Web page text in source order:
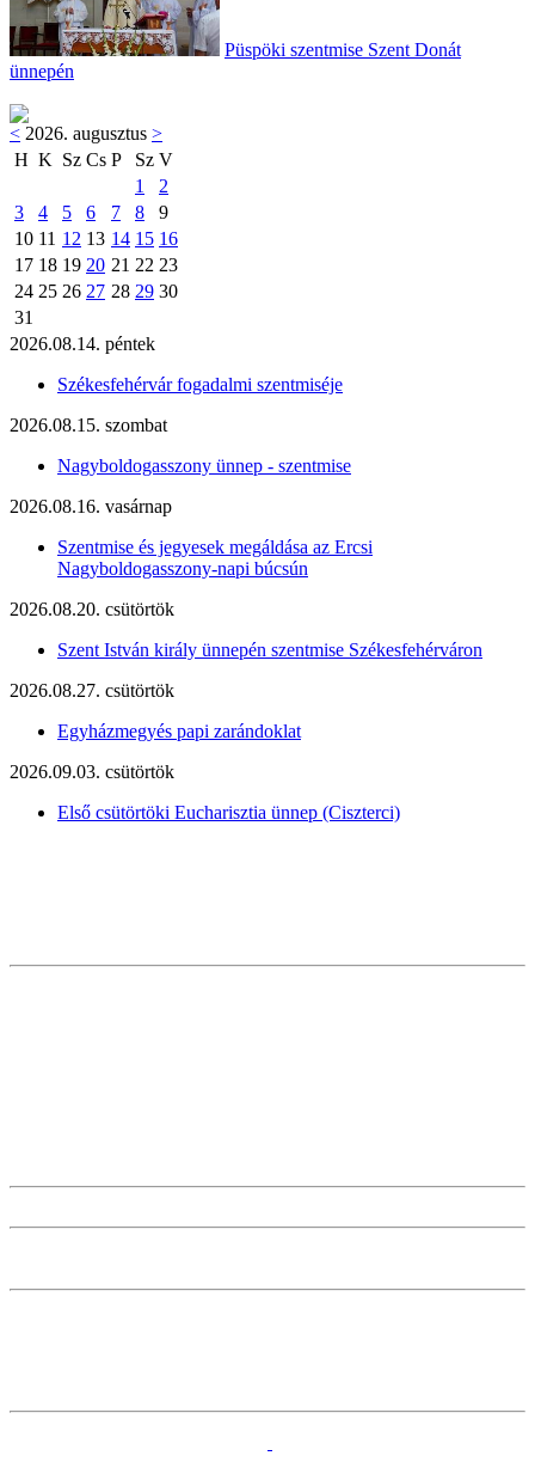
Püspöki szentmise Szent Donát
ünnepén
< 2026. augusztus >
H K Sz Cs P Sz V
1
2
3
4 5 6 7 8
9
10 11 12 13 14 15 16
17 18 19 20 21 22 23
24 25 26 27 28 29 30
31
2026.08.14. péntek
Székesfehérvár fogadalmi szentmiséje
2026.08.15. szombat
Nagyboldogasszony ünnep - szentmise
2026.08.16. vasárnap
Szentmise és jegyesek megáldása az Ercsi
Nagyboldogasszony-napi búcsún
2026.08.20. csütörtök
Szent István király ünnepén szentmise Székesfehérváron
2026.08.27. csütörtök
Egyházmegyés papi zarándoklat
2026.09.03. csütörtök
Első csütörtöki Eucharisztia ünnep (Ciszterci)